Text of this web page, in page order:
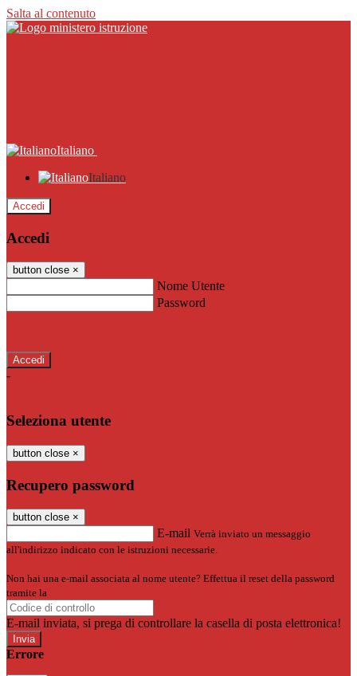
Salta al contenuto
Italiano
Italiano
Accedi
Accedi
button close ×
Nome Utente
Password
-
Seleziona utente
button close ×
Recupero password
button close ×
E-mail Verrà inviato un messaggio
all'indirizzo indicato con le istruzioni necessarie.
Non hai una e-mail associata al nome utente? Effettua il reset della password
tramite la
E-mail inviata, si prega di controllare la casella di posta elettronica!
Errore